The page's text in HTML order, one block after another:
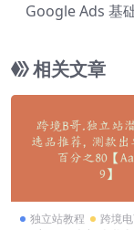
Google Ads 基
相关文章
独立站教程 跨境